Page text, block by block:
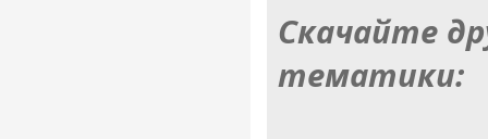
Скачайте
тематики: